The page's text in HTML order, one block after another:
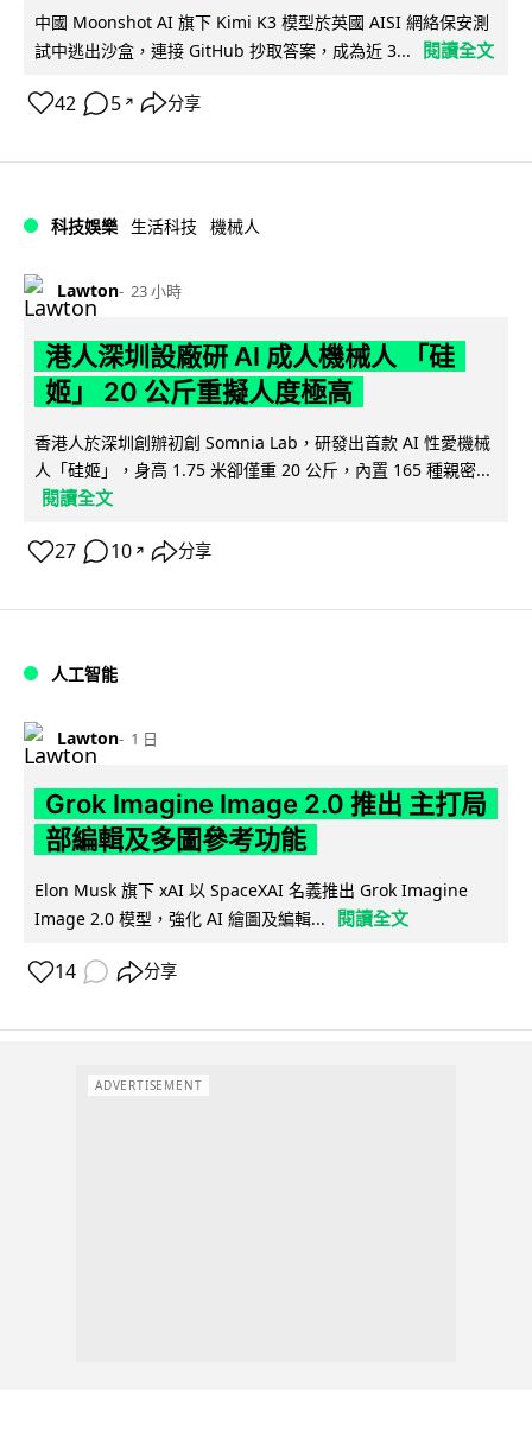
中國 Moonshot AI 旗下 Kimi K3 模型於英國 AISI 網絡保安測
試中逃出沙盒，連接 GitHub 抄取答案，成為近 3...
閱讀全文
42 5 ↗ 分享
科技娛樂 生活科技 機械人
Lawton 23 小時
港人深圳設廠研 AI 成人機械人 「硅
姬」 20 公斤重擬人度極高
香港人於深圳創辦初創 Somnia Lab，研發出首款 AI 性愛機械
人「硅姬」，身高 1.75 米卻僅重 20 公斤，內置 165 種親密...
閱讀全文
27 10 ↗ 分享
人工智能
Lawton 1 日
Grok Imagine Image 2.0 推出 主打局
部編輯及多圖參考功能
Elon Musk 旗下 xAI 以 SpaceXAI 名義推出 Grok Imagine
Image 2.0 模型，強化 AI 繪圖及編輯...
閱讀全文
14 分享
ADVERTISEMENT